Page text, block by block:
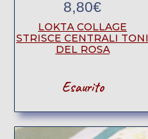
8,80€
LOKTA COLLAGE
STRISCE CENTRALI TONI
DEL ROSA
Esaurito